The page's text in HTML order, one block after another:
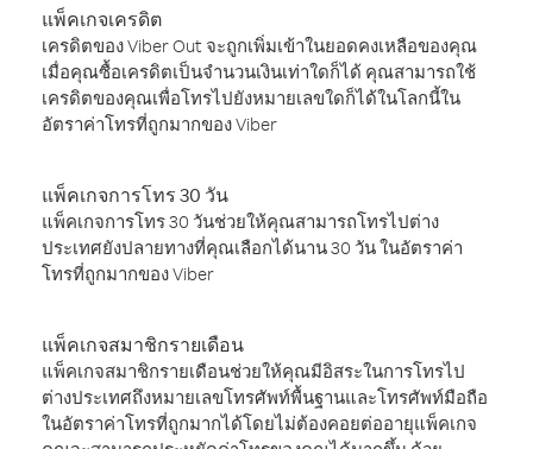
แพ็คเกจเครดิต
เครดิตของ Viber Out จะถูกเพิ่มเข้าในยอดคงเหลือของคุณ
เมื่อคุณซื้อเครดิตเป็นจำนวนเงินเท่าใดก็ได้ คุณสามารถใช้
เครดิตของคุณเพื่อโทรไปยังหมายเลขใดก็ได้ในโลกนี้ใน
อัตราค่าโทรที่ถูกมากของ Viber
แพ็คเกจการโทร 30 วัน
แพ็คเกจการโทร 30 วันช่วยให้คุณสามารถโทรไปต่าง
ประเทศยังปลายทางที่คุณเลือกได้นาน 30 วัน ในอัตราค่า
โทรที่ถูกมากของ Viber
แพ็คเกจสมาชิกรายเดือน
แพ็คเกจสมาชิกรายเดือนช่วยให้คุณมีอิสระในการโทรไป
ต่างประเทศถึงหมายเลขโทรศัพท์พื้นฐานและโทรศัพท์มือถือ
ในอัตราค่าโทรที่ถูกมากได้โดยไม่ต้องคอยต่ออายุแพ็คเกจ